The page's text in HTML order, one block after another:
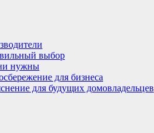
выбор
нужны
для бизнеса
для будущих домовладельцев